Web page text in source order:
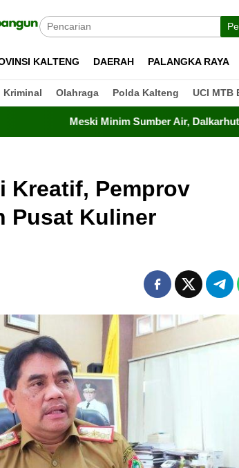
KALTENG DAERAH PALANGKA RAYA
Kriminal Olahraga Polda Kalteng UCI MTB
Meski Minim Sumber Air, Dalkarhutla Bersama
Kreatif, Pemprov
Pusat Kuliner